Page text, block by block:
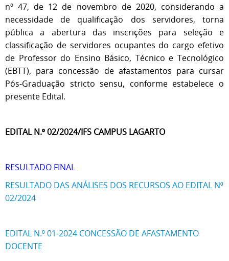
nº 47, de 12 de novembro de 2020, considerando a
necessidade de qualificação dos servidores, torna
pública a abertura das inscrições para seleção e
classificação de servidores ocupantes do cargo efetivo
de Professor do Ensino Básico, Técnico e Tecnológico
(EBTT), para concessão de afastamentos para cursar
Pós-Graduação stricto sensu, conforme estabelece o
presente Edital.
EDITAL N.⁰ 02/2024/IFS CAMPUS LAGARTO
RESULTADO FINAL
RESULTADO DAS ANÁLISES DOS RECURSOS AO EDITAL N⁰
02/2024
EDITAL N.⁰ 01-2024 CONCESSÃO DE AFASTAMENTO
DOCENTE